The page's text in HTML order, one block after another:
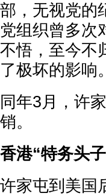
部，无视党的
党组织曾多次
不悟，至今不
了极坏的影响。
同年3月，许
销。
香港“特务头
许家屯到美国